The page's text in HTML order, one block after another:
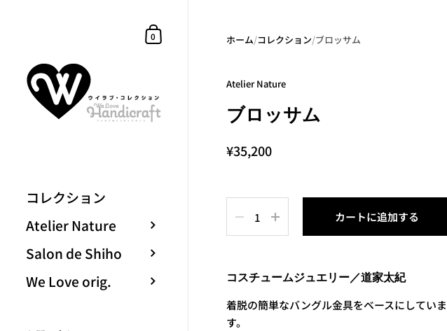
ショッピングカート
0
コレクション
Atelier Nature
Salon de Shiho
We Love orig.
ホーム/コレクション/ブロッサム
Atelier Nature
ブロッサム
¥35,200
カートに追加する
コスチュームジュエリー／道家太紀
着脱の簡単なバングル金具をベースにしていま
す。